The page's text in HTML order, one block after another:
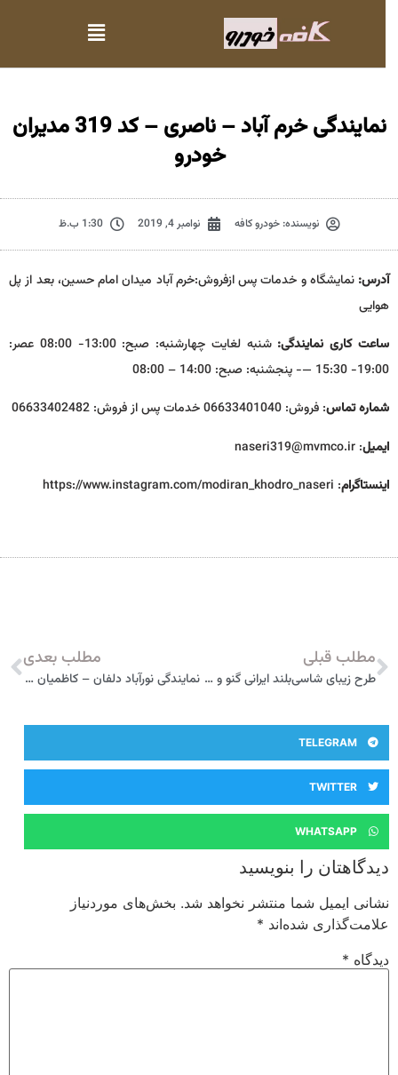
نمایندگی خرم آباد – ناصری – کد 319 مدیران
خودرو
نویسنده:خودرو کافه نوامبر 4, 2019 1:30 ب.ظ
آدرس:نمایشگاه و خدمات پس ازفروش:خرم آباد میدان امام حسین، بعد از پل
هوایی
ساعت کاری نمایندگی:
شنبه لغایت چهارشنبه: صبح: 13:00- 08:00 عصر:
19:00- 15:30 —- پنجشنبه‌: صبح: 14:00 – 08:00
شماره تماس: فروش: 06633401040 خدمات پس از فروش: 06633402482
ایمیل: naseri319@mvmco.ir
اینستا‌گرام: https://www.instagram.com/modiran_khodro_naseri
مطلب قبلی
طرح‌ زیبای شاسی‌بلند ایرانی گنو و واکنش ایران‌خودرو
مطلب بعدی
نمایندگی نورآباد دلفان – کاظمیان – کد 432 مدیران خودرو
TELEGRAM
TWITTER
WHATSAPP
دیدگاهتان را بنویسید
نشانی ایمیل شما منتشر نخواهد شد. بخش‌های موردنیاز
علامت‌گذاری شده‌اند*
دیدگاه*